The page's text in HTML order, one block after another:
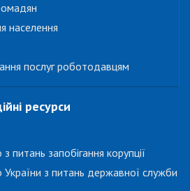
населення
послуг роботодавцям
ресурси
питань запобігання корупції
України з питань державної служби